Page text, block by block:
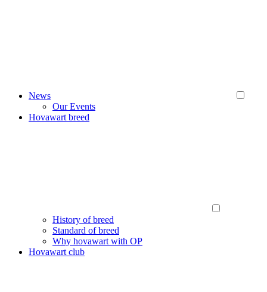
News
Our Events
Hovawart breed
History of breed
Standard of breed
Why hovawart with OP
Hovawart club